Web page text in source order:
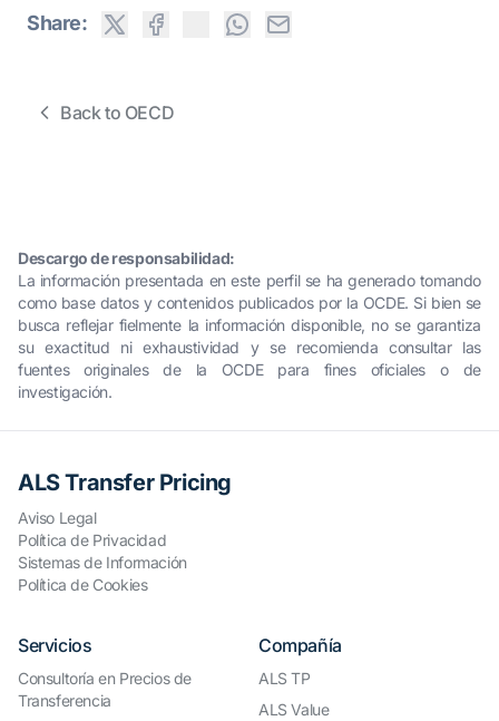
Share:
Back to OECD
Descargo de responsabilidad:
La información presentada en este perfil se ha generado tomando
como base datos y contenidos publicados por la OCDE. Si bien se
busca reflejar fielmente la información disponible, no se garantiza
su exactitud ni exhaustividad y se recomienda consultar las
fuentes originales de la OCDE para fines oficiales o de
investigación.
ALS Transfer Pricing
Aviso Legal
Política de Privacidad
Sistemas de Información
Política de Cookies
Servicios
Consultoría en Precios de
Transferencia
Compañía
ALS TP
ALS Value